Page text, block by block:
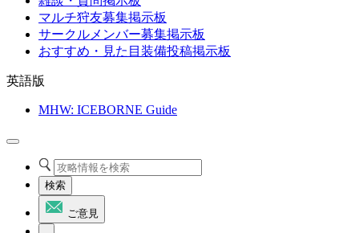
マルチ狩友募集掲示板
サークルメンバー募集掲示板
おすすめ・見た目装備投稿掲示板
英語版
MHW: ICEBORNE Guide
検索
ご意見